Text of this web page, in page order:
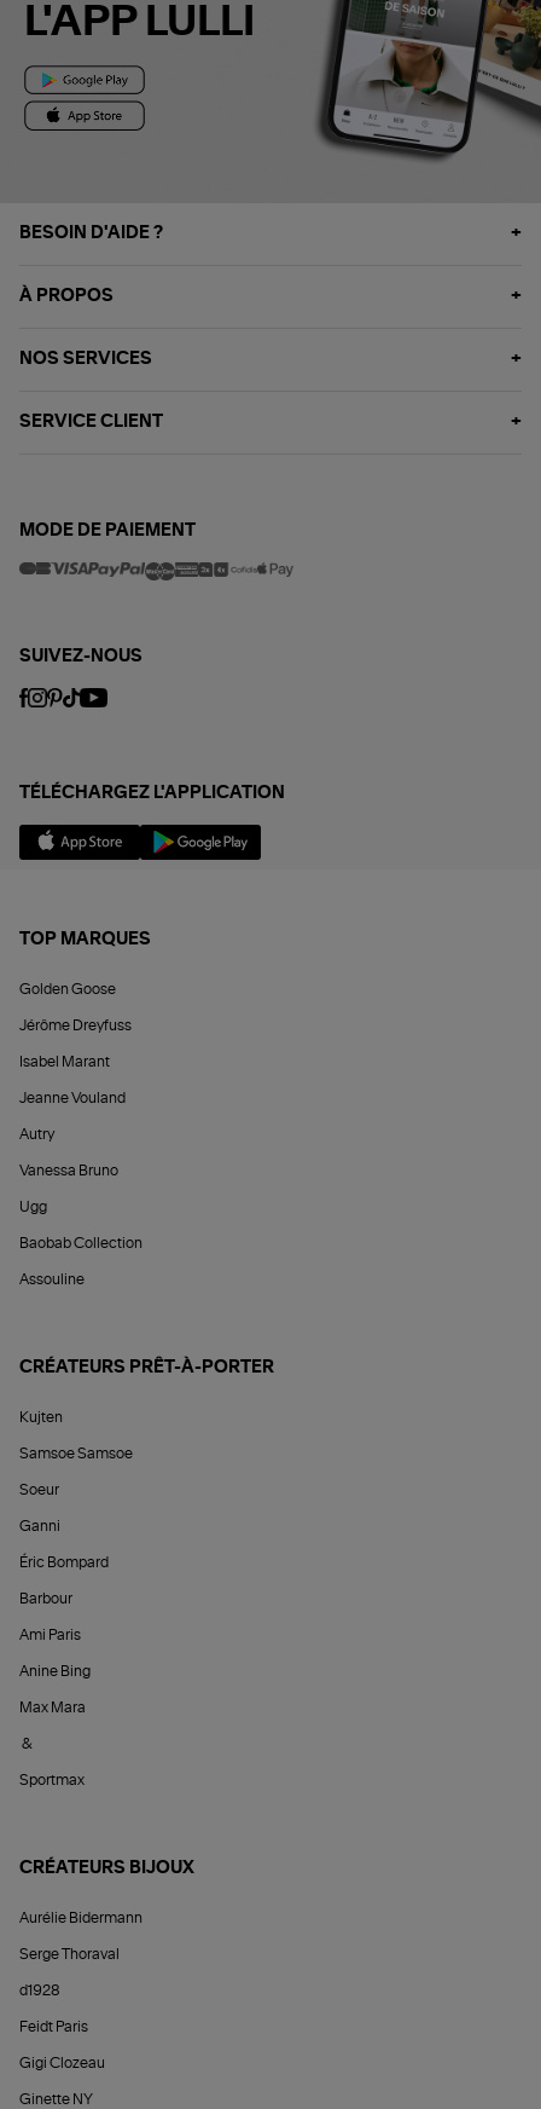
L'APP LULLI
BESOIN D'AIDE ?
À PROPOS
NOS SERVICES
SERVICE CLIENT
MODE DE PAIEMENT
SUIVEZ-NOUS
TÉLÉCHARGEZ L'APPLICATION
TOP MARQUES
Golden Goose
Jérôme Dreyfuss
Isabel Marant
Jeanne Vouland
Autry
Vanessa Bruno
Ugg
Baobab Collection
Assouline
CRÉATEURS PRÊT-À-PORTER
Kujten
Samsoe Samsoe
Soeur
Ganni
Éric Bompard
Barbour
Ami Paris
Anine Bing
Max Mara
&
Sportmax
CRÉATEURS BIJOUX
Aurélie Bidermann
Serge Thoraval
d1928
Feidt Paris
Gigi Clozeau
Ginette NY